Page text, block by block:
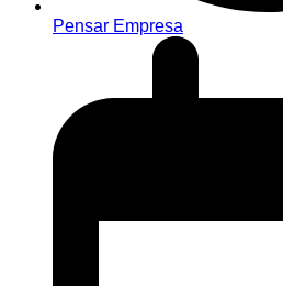
Pensar Empresa